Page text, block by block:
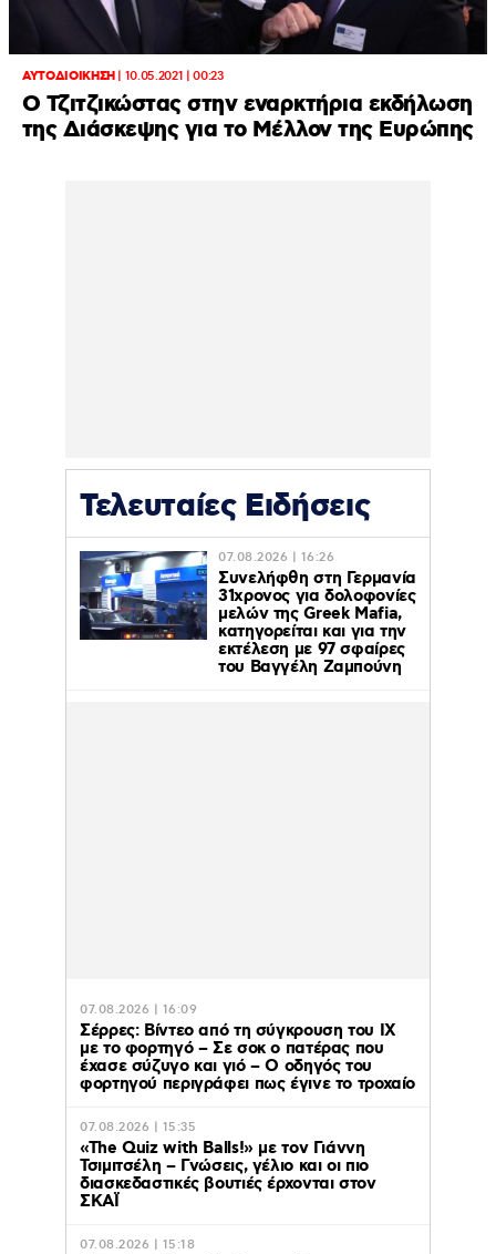
ΑΥΤΟΔΙΟΙΚΗΣΗ| 10.05.2021 | 00:23
Ο Τζιτζικώστας στην εναρκτήρια εκδήλωση
της Διάσκεψης για το Μέλλον της Ευρώπης
Τελευταίες Ειδήσεις
07.08.2026 | 16:26
Συνελήφθη στη Γερμανία
31χρονος για δολοφονίες
μελών της Greek Mafia,
κατηγορείται και για την
εκτέλεση με 97 σφαίρες
του Βαγγέλη Ζαμπούνη
07.08.2026 | 16:09
Σέρρες: Βίντεο από τη σύγκρουση του ΙΧ
με το φορτηγό – Σε σοκ ο πατέρας που
έχασε σύζυγο και γιό – Ο οδηγός του
φορτηγού περιγράφει πως έγινε το τροχαίο
07.08.2026 | 15:35
«The Quiz with Balls!» με τον Γιάννη
Τσιμιτσέλη – Γνώσεις, γέλιο και οι πιο
διασκεδαστικές βουτιές έρχονται στον
ΣΚΑΪ
07.08.2026 | 15:18